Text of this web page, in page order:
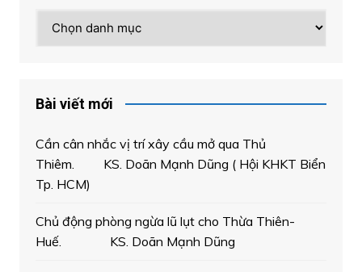
mục
Bài viết mới
Cần cân nhắc vị trí xây cầu mở qua Thủ
Thiêm. KS. Doãn Mạnh Dũng ( Hội KHKT Biển
Tp. HCM)
Chủ động phòng ngừa lũ lụt cho Thừa Thiên-
Huế. KS. Doãn Mạnh Dũng